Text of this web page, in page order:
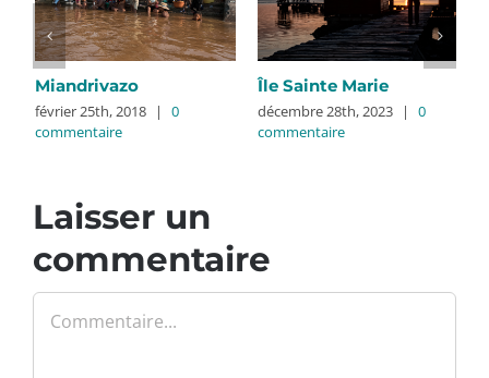
Miandrivazo
février 25th, 2018 |
0
commentaire
Île Sainte Marie
décembre 28th, 2023 |
0
commentaire
Laisser un
commentaire